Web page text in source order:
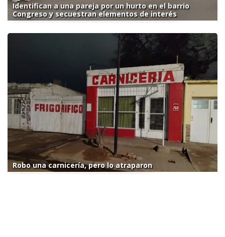
Identifican a una pareja por un hurto en el barrio
Congreso y secuestran elementos de interés
Robo una carnicería, pero lo atraparon